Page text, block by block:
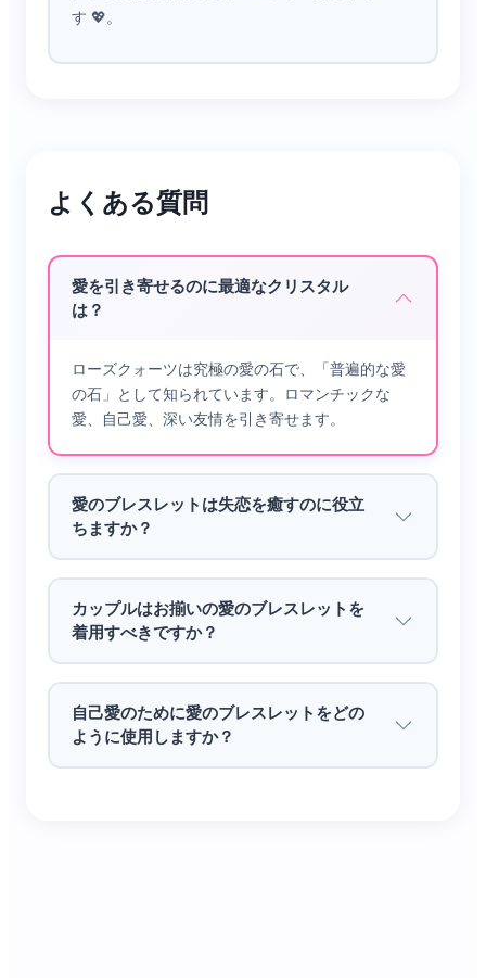
す 💖。​
この飾りは、恋を招く「ローズクォーツ」、
「双喜結び（そうきむすび）」を手作りで打
造しました。肌に触れると柔らかく、日常着
用に適したデザインです。​
ファーストデートに出席する時、記念日を祝
う時、運命の人を待つ時も、静かなロマンチ
ックな伴侶としてそばにいます。デザートや
カジュアルウェア、カップルアウトフィット
自分用としては恋運アップのお守り、贈り物
としては「愛が一生続きますように」という
身の友人に贈るのも perfect ✨。
よくある質問
愛を引き寄せるのに最適なクリスタル
は？
ローズクォーツは究極の愛の石で、「普遍的な愛
の石」として知られています。ロマンチックな
愛、自己愛、深い友情を引き寄せます。
愛のブレスレットは失恋を癒すのに役立
ちますか？
カップルはお揃いの愛のブレスレットを
着用すべきですか？
自己愛のために愛のブレスレットをどの
ように使用しますか？